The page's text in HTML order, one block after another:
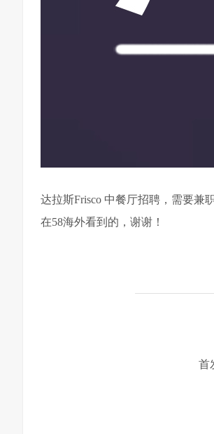
达拉斯Frisco 中餐厅招聘，需要兼
在58海外看到的，谢谢！
首